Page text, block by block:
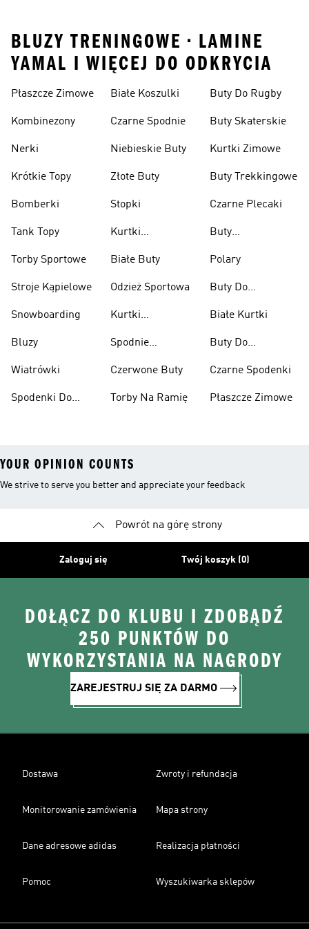
BLUZY TRENINGOWE • LAMINE
YAMAL I WIĘCEJ DO ODKRYCIA
Płaszcze Zimowe
Kombinezony
Nerki
Krótkie Topy
Bomberki
Tank Topy
Torby Sportowe
Stroje Kąpielowe
Snowboarding
Bluzy
Wiatrówki
Spodenki Do
Białe Koszulki
Czarne Spodnie
Niebieskie Buty
Złote Buty
Stopki
Kurtki
Białe Buty
Odzież Sportowa
Kurtki
Spodnie
Czerwone Buty
Torby Na Ramię
Buty Do Rugby
Buty Skaterskie
Kurtki Zimowe
Buty Trekkingowe
Czarne Plecaki
Buty
Polary
Buty Do
Ciężarów
Białe Kurtki
Buty Do
Czarne Spodenki
Płaszcze Zimowe
YOUR OPINION COUNTS
We strive to serve you better and appreciate your feedback
Powrót na górę strony
Zaloguj się Twój koszyk (0)
DOŁĄCZ DO KLUBU I ZDOBĄDŹ
250 PUNKTÓW DO
WYKORZYSTANIA NA NAGRODY
ZAREJESTRUJ SIĘ ZA DARMO
Dostawa Zwroty i refundacja
Monitorowanie zamówienia Mapa strony
Dane adresowe adidas Realizacja płatności
Pomoc Wyszukiwarka sklepów